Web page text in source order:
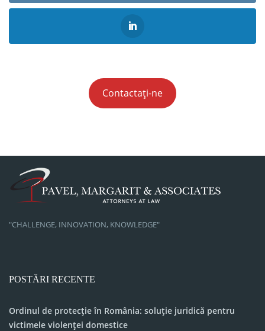
Contactați-ne
"CHALLENGE, INNOVATION, KNOWLEDGE"
POSTĂRI RECENTE
Ordinul de protecție în România: soluție juridică pentru
victimele violenței domestice